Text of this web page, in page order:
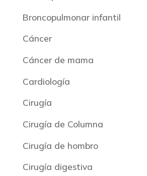
Broncopulmonar infantil
Cáncer
Cáncer de mama
Cardiología
Cirugía
Cirugía de Columna
Cirugía de hombro
Cirugía digestiva